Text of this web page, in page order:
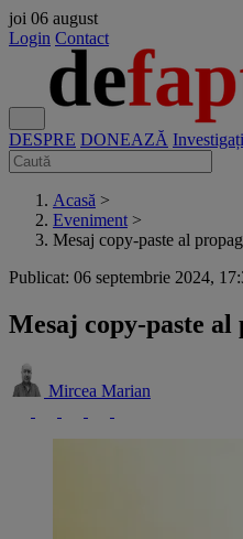
joi 06 august
Login Contact
DESPRE DONEAZĂ
Acasă >
Eveniment >
Mesaj copy-paste al
Publicat: 06 septembrie 2024,
Mesaj copy-paste
Mircea Marian